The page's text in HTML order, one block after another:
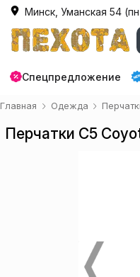
Минск, Уманская 54
Спецпредложение
Главная Одежда
Перчатки C5